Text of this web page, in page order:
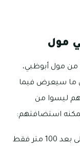
مول
من مول أبوظبي،
ما سيعرض فيما
هم ليسوا من
استضافتهم:
فندق شاطئ روتانا أبوظبي، وهو يقع على بعد 100 متر فقط